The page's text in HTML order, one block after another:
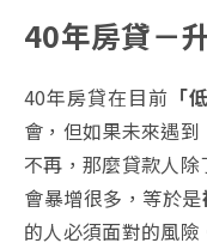
40年房貸－
40年房貸在目前 「
會，但如果未來遇
不再，那麼貸款人
會暴增很多，等於是
的人必須面對的風險